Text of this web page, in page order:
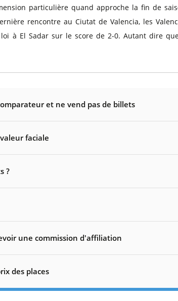
particulière quand approche la fin de
rencontre au Ciutat de Valencia, les
à El Sadar sur le score de 2-0. Autant dire
et ne vend pas de billets
faciale
?
une commission d'affiliation
des places